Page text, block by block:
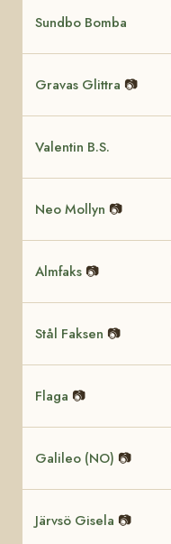
Sundbo Bomba
Gravas Glittra 📷
Valentin B.S.
Neo Mollyn 📷
Almfaks 📷
Stål Faksen 📷
Flaga 📷
Galileo (NO) 📷
Järvsö Gisela 📷